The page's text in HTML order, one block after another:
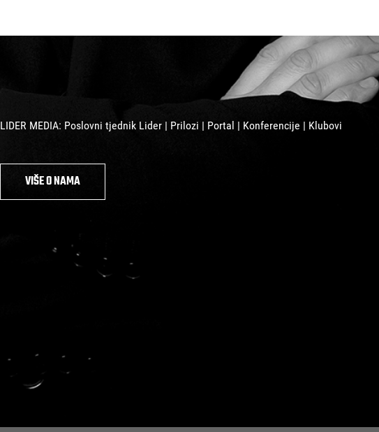
LIDER MEDIA: Poslovni tjednik Lider | Prilozi | Portal | Konferencije | Klubovi
VIŠE O NAMA